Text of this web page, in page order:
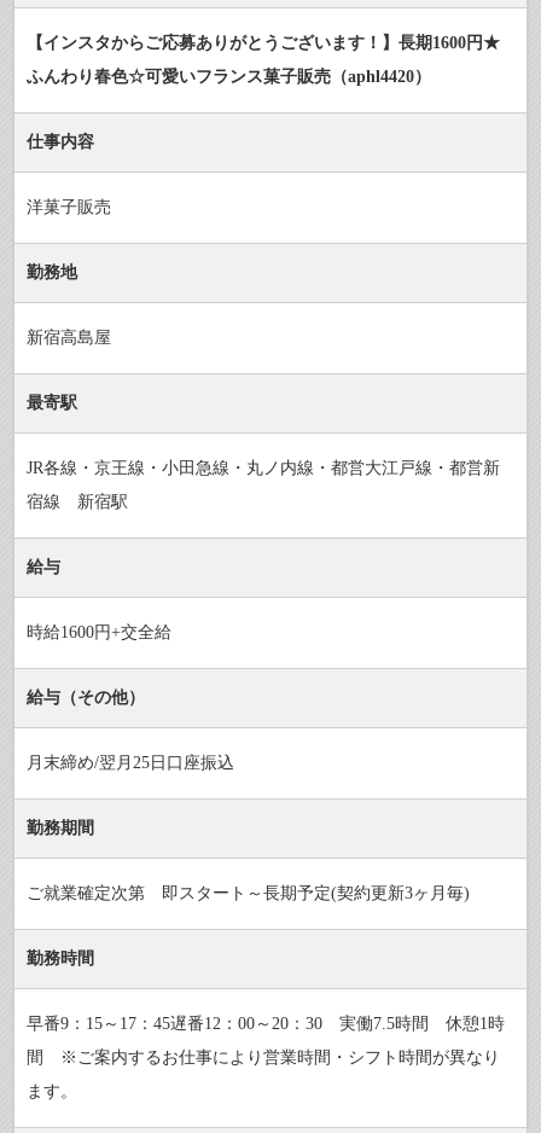
【インスタからご応募ありがとうございます！】長期1600円★
ふんわり春色☆可愛いフランス菓子販売（aphl4420）
仕事内容
洋菓子販売
勤務地
新宿高島屋
最寄駅
JR各線・京王線・小田急線・丸ノ内線・都営大江戸線・都営新
宿線 新宿駅
給与
時給1600円+交全給
給与（その他）
月末締め/翌月25日口座振込
勤務期間
ご就業確定次第 即スタート～長期予定(契約更新3ヶ月毎)
勤務時間
早番9：15～17：45遅番12：00～20：30 実働7.5時間 休憩1時
間 ※ご案内するお仕事により営業時間・シフト時間が異なり
ます。